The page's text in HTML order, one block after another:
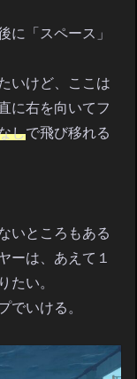
に「スペース」
いけど、ここは
に右を向いてフ
しで飛び移れる
いところもある
ーは、あえて１
たい。
でいける。